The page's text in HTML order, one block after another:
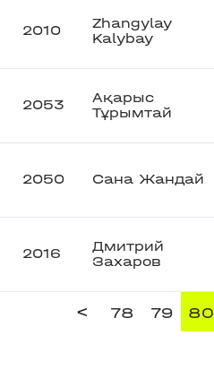
2010
Zhangylay
Kalybay
2053
Ақарыс
Тұрымтай
2050 Сана Жандай
2016
Дмитрий
Захаров
< 78 79 80